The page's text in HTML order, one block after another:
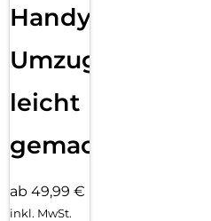
Handy
Umzug
leicht
gemacht!
ab 49,99 €
inkl. MwSt.